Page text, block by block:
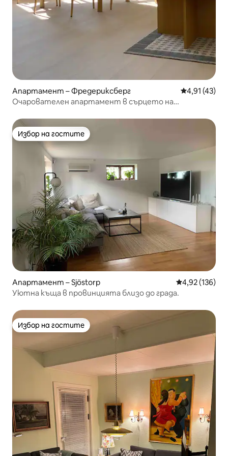
Апартамент – Фредериксберг Средна
4,91 (43)
Очарователен апартамент в сърцето на
Избор на гостите
Избор на гостите
Апартамент – Sjöstorp Средна
4,92 (136)
Уютна къща в провинцията близо до града.
Избор на гостите
Избор на гостите